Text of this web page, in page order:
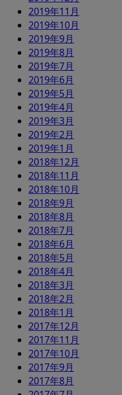
2019年11月
2019年10月
2019年9月
2019年8月
2019年7月
2019年6月
2019年5月
2019年4月
2019年3月
2019年2月
2019年1月
2018年12月
2018年11月
2018年10月
2018年9月
2018年8月
2018年7月
2018年6月
2018年5月
2018年4月
2018年3月
2018年2月
2018年1月
2017年12月
2017年11月
2017年10月
2017年9月
2017年8月